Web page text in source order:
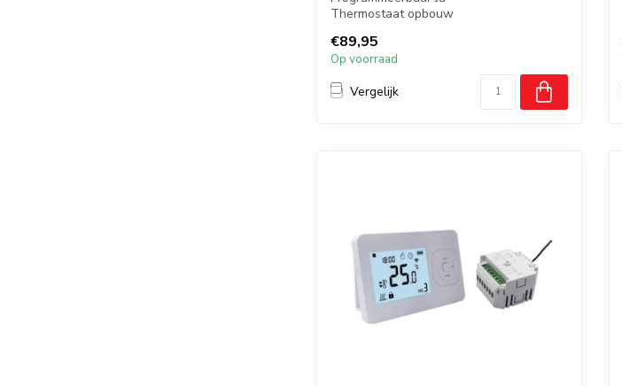
Thermostaat opbouw
Bediening via thermost...
€89,95
Op voorraad
Vergelijk